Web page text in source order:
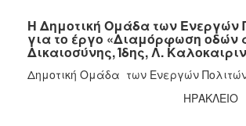
ΕΠΙΣΚΕΠΤΗΣ
ΗΡΑΚΛΕΙΟ
Η Δημοτική Ομάδα των Ενεργών
για το έργο «Διαμόρφωση οδών
Δικαιοσύνης, Ίδης, Λ.
Δημοτική Ομάδα των Ενεργών
ΗΡΑΚΛΕΙΟ